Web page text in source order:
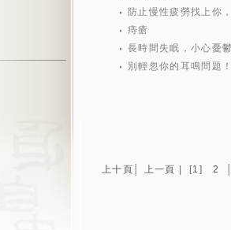
防止慢性疲勞找上你
痔瘡
長時間失眠，小心憂
別輕忽你的耳鳴問題
上十頁 上一頁 [1] 2